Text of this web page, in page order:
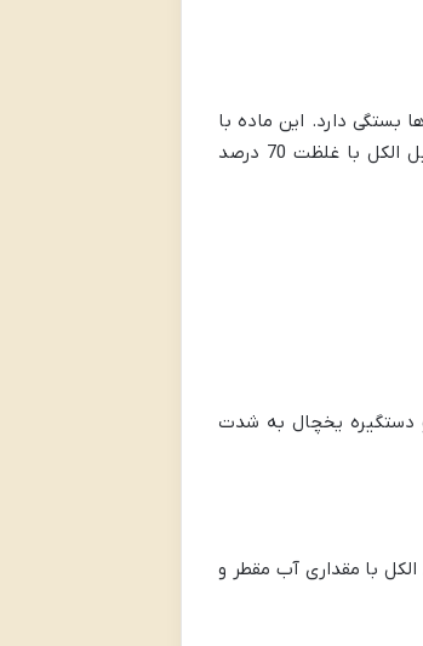
بستگی دارد. این ماده با
نفوذ به غشای سلولی سبب دناتوره شدن پروتئین ها و در نتیجه نابودی ارگانیسم می شود. مطالعات نشان داده اند که ایزوپروپیل الکل با غلظت 70 درصد
و دستگیره یخچال به شدت
کننده خانگی می کنند. ترکیب 70 تا 90 درصد ایزوپروپیل الکل با مقداری آب مقطر و